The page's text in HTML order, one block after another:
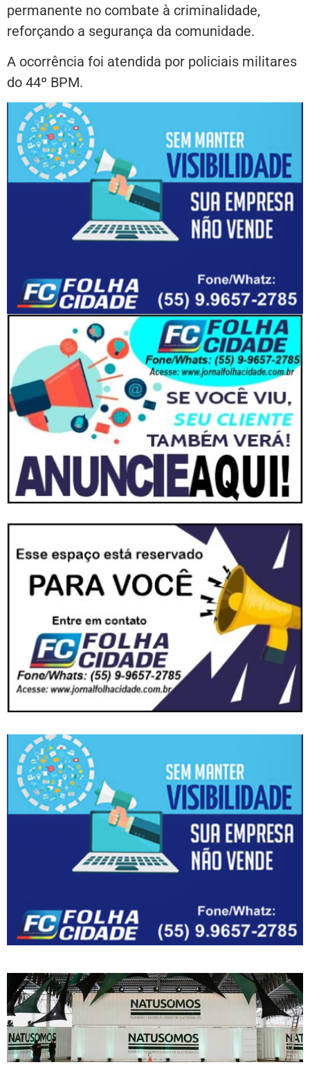
permanente no combate à criminalidade,
reforçando a segurança da comunidade.
A ocorrência foi atendida por policiais militares
do 44º BPM.